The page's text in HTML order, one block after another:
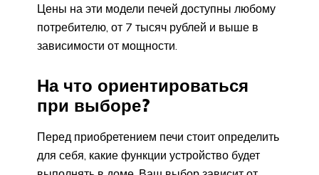
Цены на эти модели печей доступны любому
потребителю, от 7 тысяч рублей и выше в
зависимости от мощности.
На что ориентироваться
при выборе?
Перед приобретением печи стоит определить
для себя, какие функции устройство будет